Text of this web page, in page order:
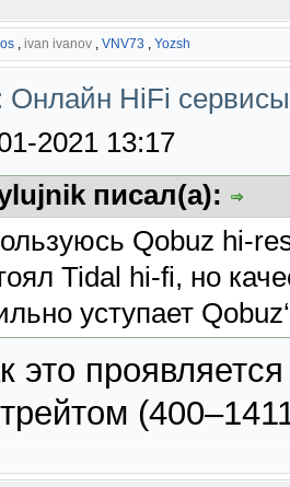
, ivan ivanov , VNV73 , Yozsh
Онлайн HiFi
2021 13:17
писал(а):
Qobuz hi-
Tidal hi-fi, но
уступает
это